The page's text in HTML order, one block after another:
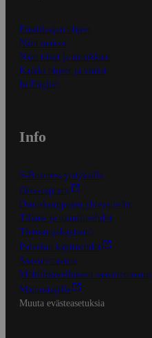
Ensitilaajan ohjeet
Näin maksat
Näin tilaat ja muokkaat
Kaikki ohjeet ja vinkit
In English
Info
S-Business yrityksille
Oiva-raportit
Osuuskauppojen yhteystiedot
Tilaus- ja toimitusehdot
Tietosuojakäytäntö
Palvelun käyttöehdot
Saavutettavuus
Mobiilisovelluksen saavutettavuus
Mainostajalle
Muuta evästeasetuksia